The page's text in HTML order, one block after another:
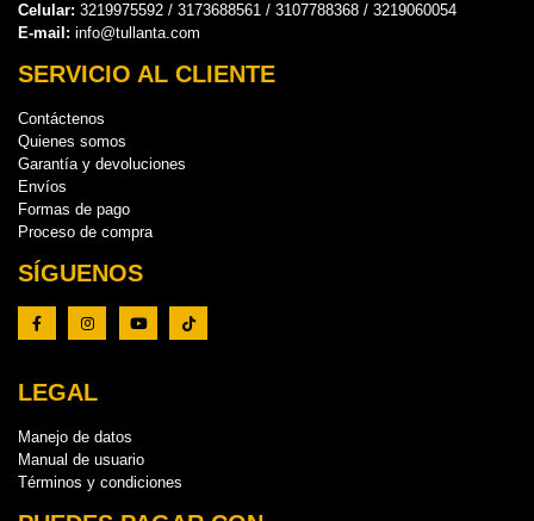
Celular: 3219975592 / 3173688561 / 3107788368 / 3219060054
E-mail: info@tullanta.com
SERVICIO AL CLIENTE
Contáctenos
Quienes somos
Garantía y devoluciones
Envíos
Formas de pago
Proceso de compra
SÍGUENOS
LEGAL
Manejo de datos
Manual de usuario
Términos y condiciones